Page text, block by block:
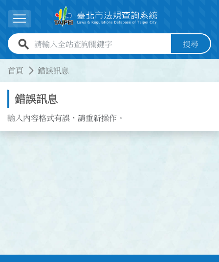
展開選單
全站查詢關鍵字欄位 搜尋
首頁 錯誤訊息
錯誤訊息
輸入內容格式有誤，請重新操作。